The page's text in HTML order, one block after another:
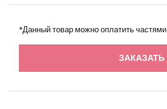
*Данный товар можно оплатить частями
ЗАКАЗАТЬ